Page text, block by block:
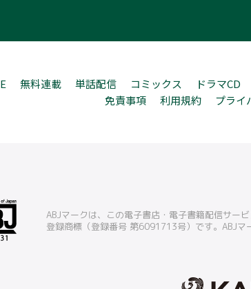
無料連載 単話配信 コミックス ドラマCD
免責事項
利用規約 プライ
ABJマークは、この電子書店・電子書籍配信サー
登録商標（登録番号 第6091713号）です。ABJマ